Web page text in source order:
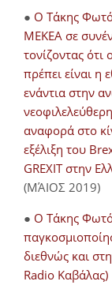
● O Τάκης
ΜΕΚΕΑ σε
τονίζοντας
πρέπει είναι η
ενάντια στην
αναφορά στο
εξέλιξη του
GREXIT στην
(ΜΆΙΟΣ 2019)
● Ο Τάκης
διεθνώς και
Radio Καβάλας)